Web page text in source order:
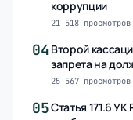
коррупции
21 518 просмотров
04 Второй
запрета на
25 567 просмотров
05Статья 171.6